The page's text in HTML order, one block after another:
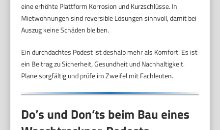
eine erhöhte Plattform Korrosion und Kurzschlüsse. In
Mietwohnungen sind reversible Lösungen sinnvoll, damit bei
Auszug keine Schäden bleiben.
Ein durchdachtes Podest ist deshalb mehr als Komfort. Es ist
ein Beitrag zu Sicherheit, Gesundheit und Nachhaltigkeit.
Plane sorgfältig und prüfe im Zweifel mit Fachleuten.
Do’s und Don’ts beim Bau eines